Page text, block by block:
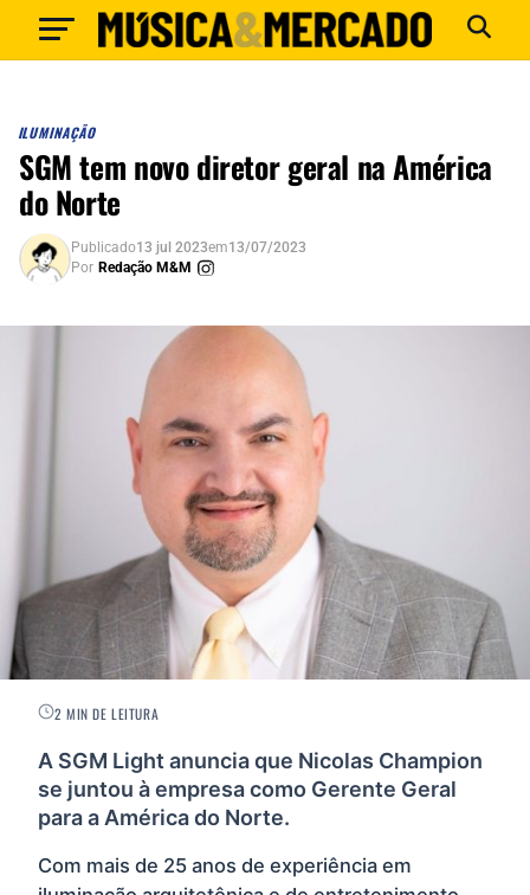
ILUMINAÇÃO
SGM tem novo diretor geral na América
do Norte
Publicado13 jul 2023em13/07/2023
Por Redação M&M
2 MIN DE LEITURA
A SGM Light anuncia que Nicolas Champion
se juntou à empresa como Gerente Geral
para a América do Norte.
Com mais de 25 anos de experiência em